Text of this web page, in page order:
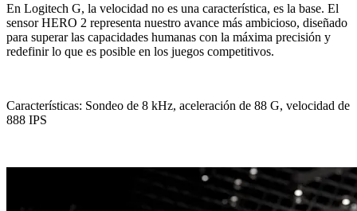
En Logitech G, la velocidad no es una característica, es la base. El
sensor HERO 2 representa nuestro avance más ambicioso, diseñado
para superar las capacidades humanas con la máxima precisión y
redefinir lo que es posible en los juegos competitivos.
Características: Sondeo de 8 kHz, aceleración de 88 G, velocidad de
888 IPS